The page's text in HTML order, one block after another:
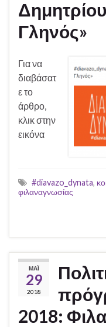
Γληνός»
Για να
διαβάσατ
ε το
άρθρο,
κλικ στην
εικόνα
#diavazo_dynata,
φιλαναγνωσίας
ΜΆΙ
29
2018
2018: